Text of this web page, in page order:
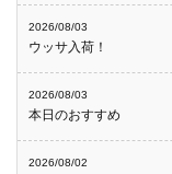
2026/08/03
ウッサ入荷！
2026/08/03
本日のおすすめ
2026/08/02